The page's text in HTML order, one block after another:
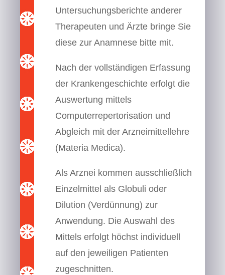
Untersuchungsberichte anderer
Therapeuten und Ärzte bringe Sie
diese zur Anamnese bitte mit.
Nach der vollständigen Erfassung
der Krankengeschichte erfolgt die
Auswertung mittels
Computerrepertorisation und
Abgleich mit der Arzneimittellehre
(Materia Medica).
Als Arznei kommen ausschließlich
Einzelmittel als Globuli oder
Dilution (Verdünnung) zur
Anwendung. Die Auswahl des
Mittels erfolgt höchst individuell
auf den jeweiligen Patienten
zugeschnitten.